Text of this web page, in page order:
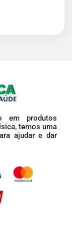
em produtos
temos uma
ajudar e dar